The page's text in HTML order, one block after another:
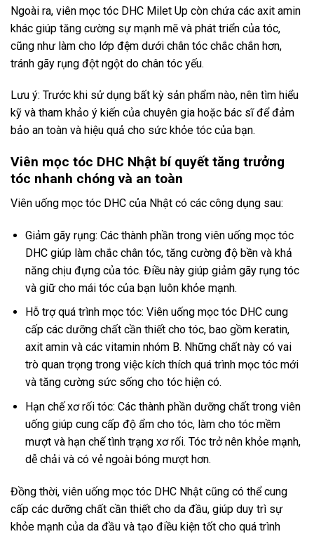
Ngoài ra, viên mọc tóc DHC Milet Up còn chứa các axit amin
khác giúp tăng cường sự mạnh mẽ và phát triển của tóc,
cũng như làm cho lớp đệm dưới chân tóc chắc chắn hơn,
tránh gãy rụng đột ngột do chân tóc yếu.
Lưu ý: Trước khi sử dụng bất kỳ sản phẩm nào, nên tìm hiểu
kỹ và tham khảo ý kiến của chuyên gia hoặc bác sĩ để đảm
bảo an toàn và hiệu quả cho sức khỏe tóc của bạn.
Viên mọc tóc DHC Nhật bí quyết tăng trưởng
tóc nhanh chóng và an toàn
Viên uống mọc tóc DHC của Nhật có các công dụng sau:
Giảm gãy rụng: Các thành phần trong viên uống mọc tóc
DHC giúp làm chắc chân tóc, tăng cường độ bền và khả
năng chịu đựng của tóc. Điều này giúp giảm gãy rụng tóc
và giữ cho mái tóc của bạn luôn khỏe mạnh.
Hỗ trợ quá trình mọc tóc: Viên uống mọc tóc DHC cung
cấp các dưỡng chất cần thiết cho tóc, bao gồm keratin,
axit amin và các vitamin nhóm B. Những chất này có vai
trò quan trọng trong việc kích thích quá trình mọc tóc mới
và tăng cường sức sống cho tóc hiện có.
Hạn chế xơ rối tóc: Các thành phần dưỡng chất trong viên
uống giúp cung cấp độ ẩm cho tóc, làm cho tóc mềm
mượt và hạn chế tình trạng xơ rối. Tóc trở nên khỏe mạnh,
dễ chải và có vẻ ngoài bóng mượt hơn.
Đồng thời, viên uống mọc tóc DHC Nhật cũng có thể cung
cấp các dưỡng chất cần thiết cho da đầu, giúp duy trì sự
khỏe mạnh của da đầu và tạo điều kiện tốt cho quá trình